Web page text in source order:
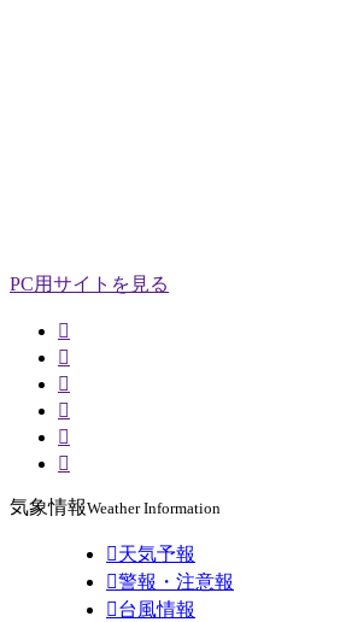
PC用サイトを見る






気象情報Weather Information
天気予報
警報・注意報
台風情報